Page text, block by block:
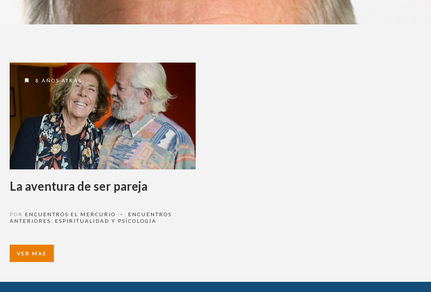
8 AÑOS ATRAS
La aventura de ser pareja
POR ENCUENTROS EL MERCURIO •
ENCUENTROS
ANTERIORES
ESPIRITUALIDAD Y PSICOLOGÍA
VER MAS